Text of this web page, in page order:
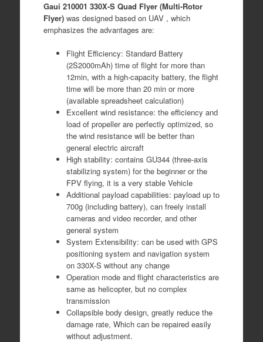
Gaui 210001 330X-S Quad Flyer (Multi-Rotor
Flyer)was designed based on UAV , which
emphasizes the advantages are:
Flight Efficiency: Standard Battery
(2S2000mAh) time of flight for more than
12min, with a high-capacity battery, the flight
time will be more than 20 min or more
(available spreadsheet calculation)
Excellent wind resistance: the efficiency and
load of propeller are perfectly optimized, so
the wind resistance will be better than
general electric aircraft
High stability: contains GU344 (three-axis
stabilizing system) for the beginner or the
FPV flying, it is a very stable Vehicle
Additional payload capabilities: payload up to
700g (including battery), can freely install
cameras and video recorder, and other
general system
System Extensibility: can be used with GPS
positioning system and navigation system
on 330X-S without any change
Operation mode and flight characteristics are
same as helicopter, but no complex
transmission
Collapsible body design, greatly reduce the
damage rate, Which can be repaired easily
without adjustment.